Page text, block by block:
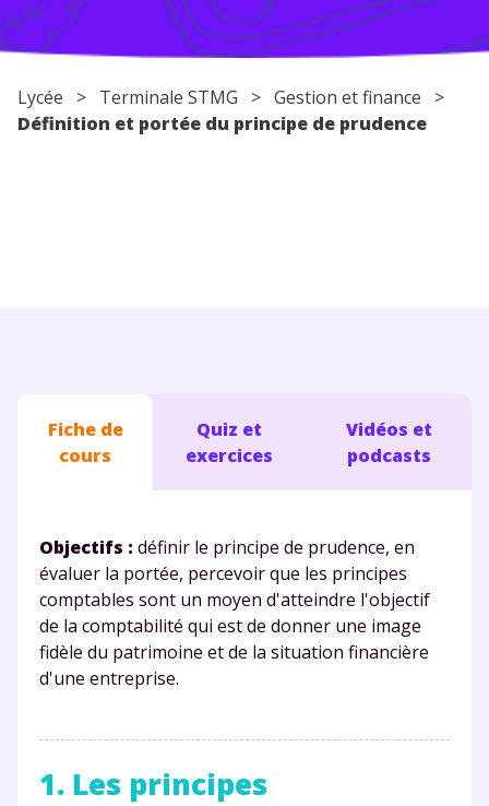
Conseils pour les parents
Lycée > Terminale STMG > Gestion et finance >
Définition et portée du principe de prudence
Fiche de
cours
Quiz et
exercices
Vidéos et
podcasts
Objectifs : définir le principe de prudence, en
évaluer la portée, percevoir que les principes
comptables sont un moyen d'atteindre l'objectif
de la comptabilité qui est de donner une image
fidèle du patrimoine et de la situation financière
d'une entreprise.
1. Les principes